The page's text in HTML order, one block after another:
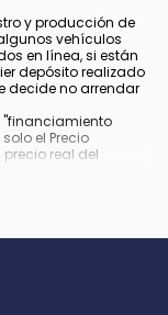
y producción de
vehículos
en línea, si están
depósito realizado
decide no arrendar
"financiamiento
el Precio
real del
opciones